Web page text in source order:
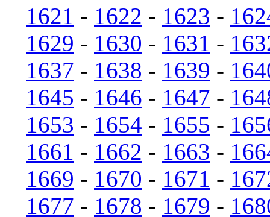
1621 - 1622 - 1623 -
1629 - 1630 - 1631 -
1637 - 1638 - 1639 -
1645 - 1646 - 1647 -
1653 - 1654 - 1655 -
1661 - 1662 - 1663 -
1669 - 1670 - 1671 -
1677 - 1678 - 1679 -